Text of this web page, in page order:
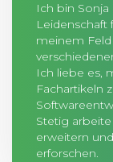
Ich bin
Leidenschaft
meinem
Ich liebe es,
Fachartikeln
Stetig
erweitern
erforschen.